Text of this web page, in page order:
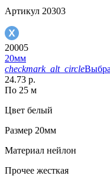
Артикул 20303
20005
20мм
checkmark_alt_circle
24.73 р.
По 25 м
Цвет белый
Размер 20мм
Материал нейлон
Прочее жесткая